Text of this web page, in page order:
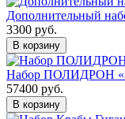
Дополнительный
3300 руб.
В корзину
Набор ПОЛИДРОН
57400 руб.
В корзину